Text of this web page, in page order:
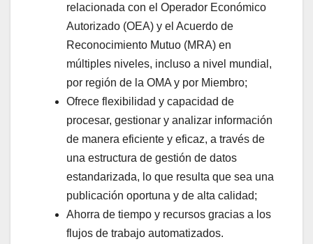
relacionada con el Operador Económico
Autorizado (OEA) y el Acuerdo de
Reconocimiento Mutuo (MRA) en
múltiples niveles, incluso a nivel mundial,
por región de la OMA y por Miembro;
Ofrece flexibilidad y capacidad de
procesar, gestionar y analizar información
de manera eficiente y eficaz, a través de
una estructura de gestión de datos
estandarizada, lo que resulta que sea una
publicación oportuna y de alta calidad;
Ahorra de tiempo y recursos gracias a los
flujos de trabajo automatizados.